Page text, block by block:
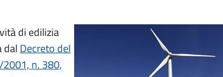
di edilizia
dal Decreto del
n. 380,